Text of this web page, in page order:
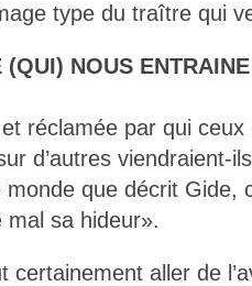
type du traître qui
NOUS
réclamée par qui
d’autres viendraient-
que décrit Gide,
sa hideur».
certainement aller de